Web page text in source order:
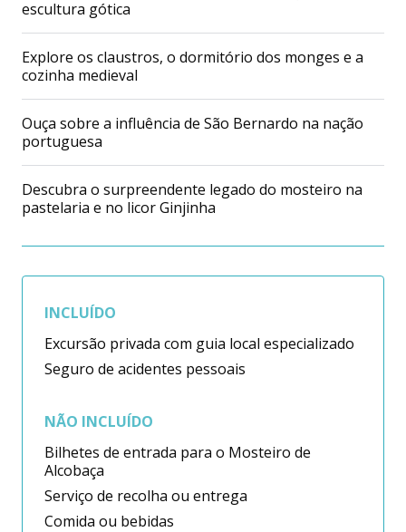
escultura gótica
Explore os claustros, o dormitório dos monges e a
cozinha medieval
Ouça sobre a influência de São Bernardo na nação
portuguesa
Descubra o surpreendente legado do mosteiro na
pastelaria e no licor Ginjinha
INCLUÍDO
Excursão privada com guia local especializado
Seguro de acidentes pessoais
NÃO INCLUÍDO
Bilhetes de entrada para o Mosteiro de
Alcobaça
Serviço de recolha ou entrega
Comida ou bebidas